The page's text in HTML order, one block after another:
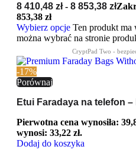
8 410,48 zł - 8 853,38 zł
853,38 zł
Wybierz opcje Ten produkt ma
można wybrać na stronie
-17%
Porównaj
Etui Faradaya na telefon
Pierwotna cena wynosiła:
wynosi: 33,22 zł.
Dodaj do koszyka